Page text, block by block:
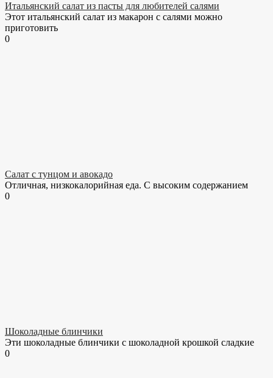
Итальянский салат из пасты для любителей салями
Этот итальянский салат из макарон с салями можно
приготовить
0
Салат с тунцом и авокадо
Отличная, низкокалорийная еда. С высоким содержанием
0
Шоколадные блинчики
Эти шоколадные блинчики с шоколадной крошкой сладкие
0